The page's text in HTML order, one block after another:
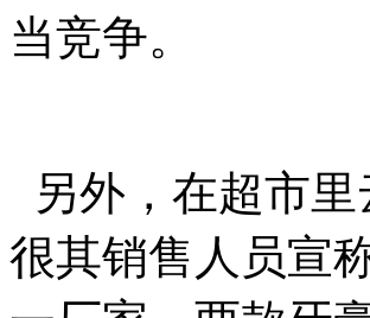
当竞争。
另外，在超市
很其销售人员宣